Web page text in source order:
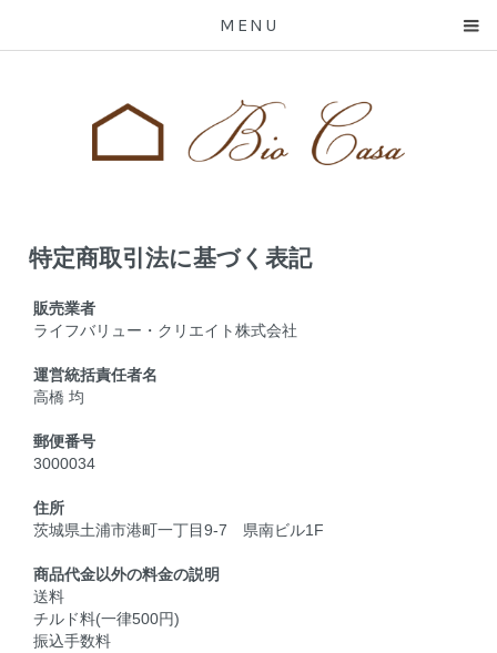
MENU
特定商取引法に基づく表記
販売業者
ライフバリュー・クリエイト株式会社
運営統括責任者名
高橋 均
郵便番号
3000034
住所
茨城県土浦市港町一丁目9-7 県南ビル1F
商品代金以外の料金の説明
送料
チルド料(一律500円)
振込手数料